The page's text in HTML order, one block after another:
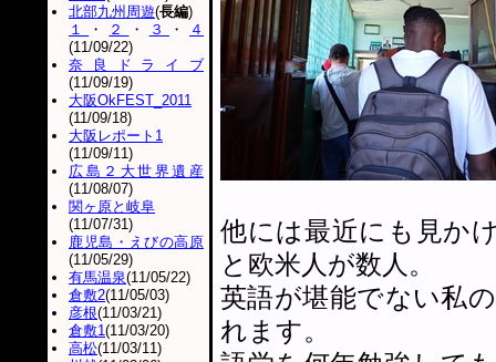
他には最近にも見か
と欧米人が数人。
英語が堪能でない私
れます。
北部九州周遊(長編)
１
・ ２ ・ ３ ・
４
(11/09/22)
奈良ドライブ
(11/09/19)
大阪OkFEST_2011
(11/09/18)
大阪レポート1
(11/09/11)
広島２大世界遺産
(11/08/07)
関ヶ原と岐阜
(11/07/31)
鹿児島・えびの高原
(11/05/29)
有馬温泉(11/05/22)
倉敷2(11/05/03)
彦根(11/03/21)
倉敷1(11/03/20)
高松(11/03/11)